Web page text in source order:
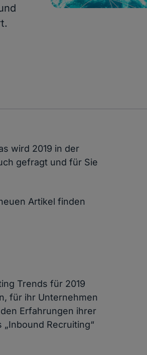
wird 2019 in der
gefragt und für Sie
Artikel finden
Trends für 2019
für ihr Unternehmen
Erfahrungen ihrer
Recruiting“